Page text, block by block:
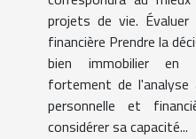
projets de vie.
financière Prendre la
bien immobilier en
fortement de
personnelle et
considérer sa capacité...